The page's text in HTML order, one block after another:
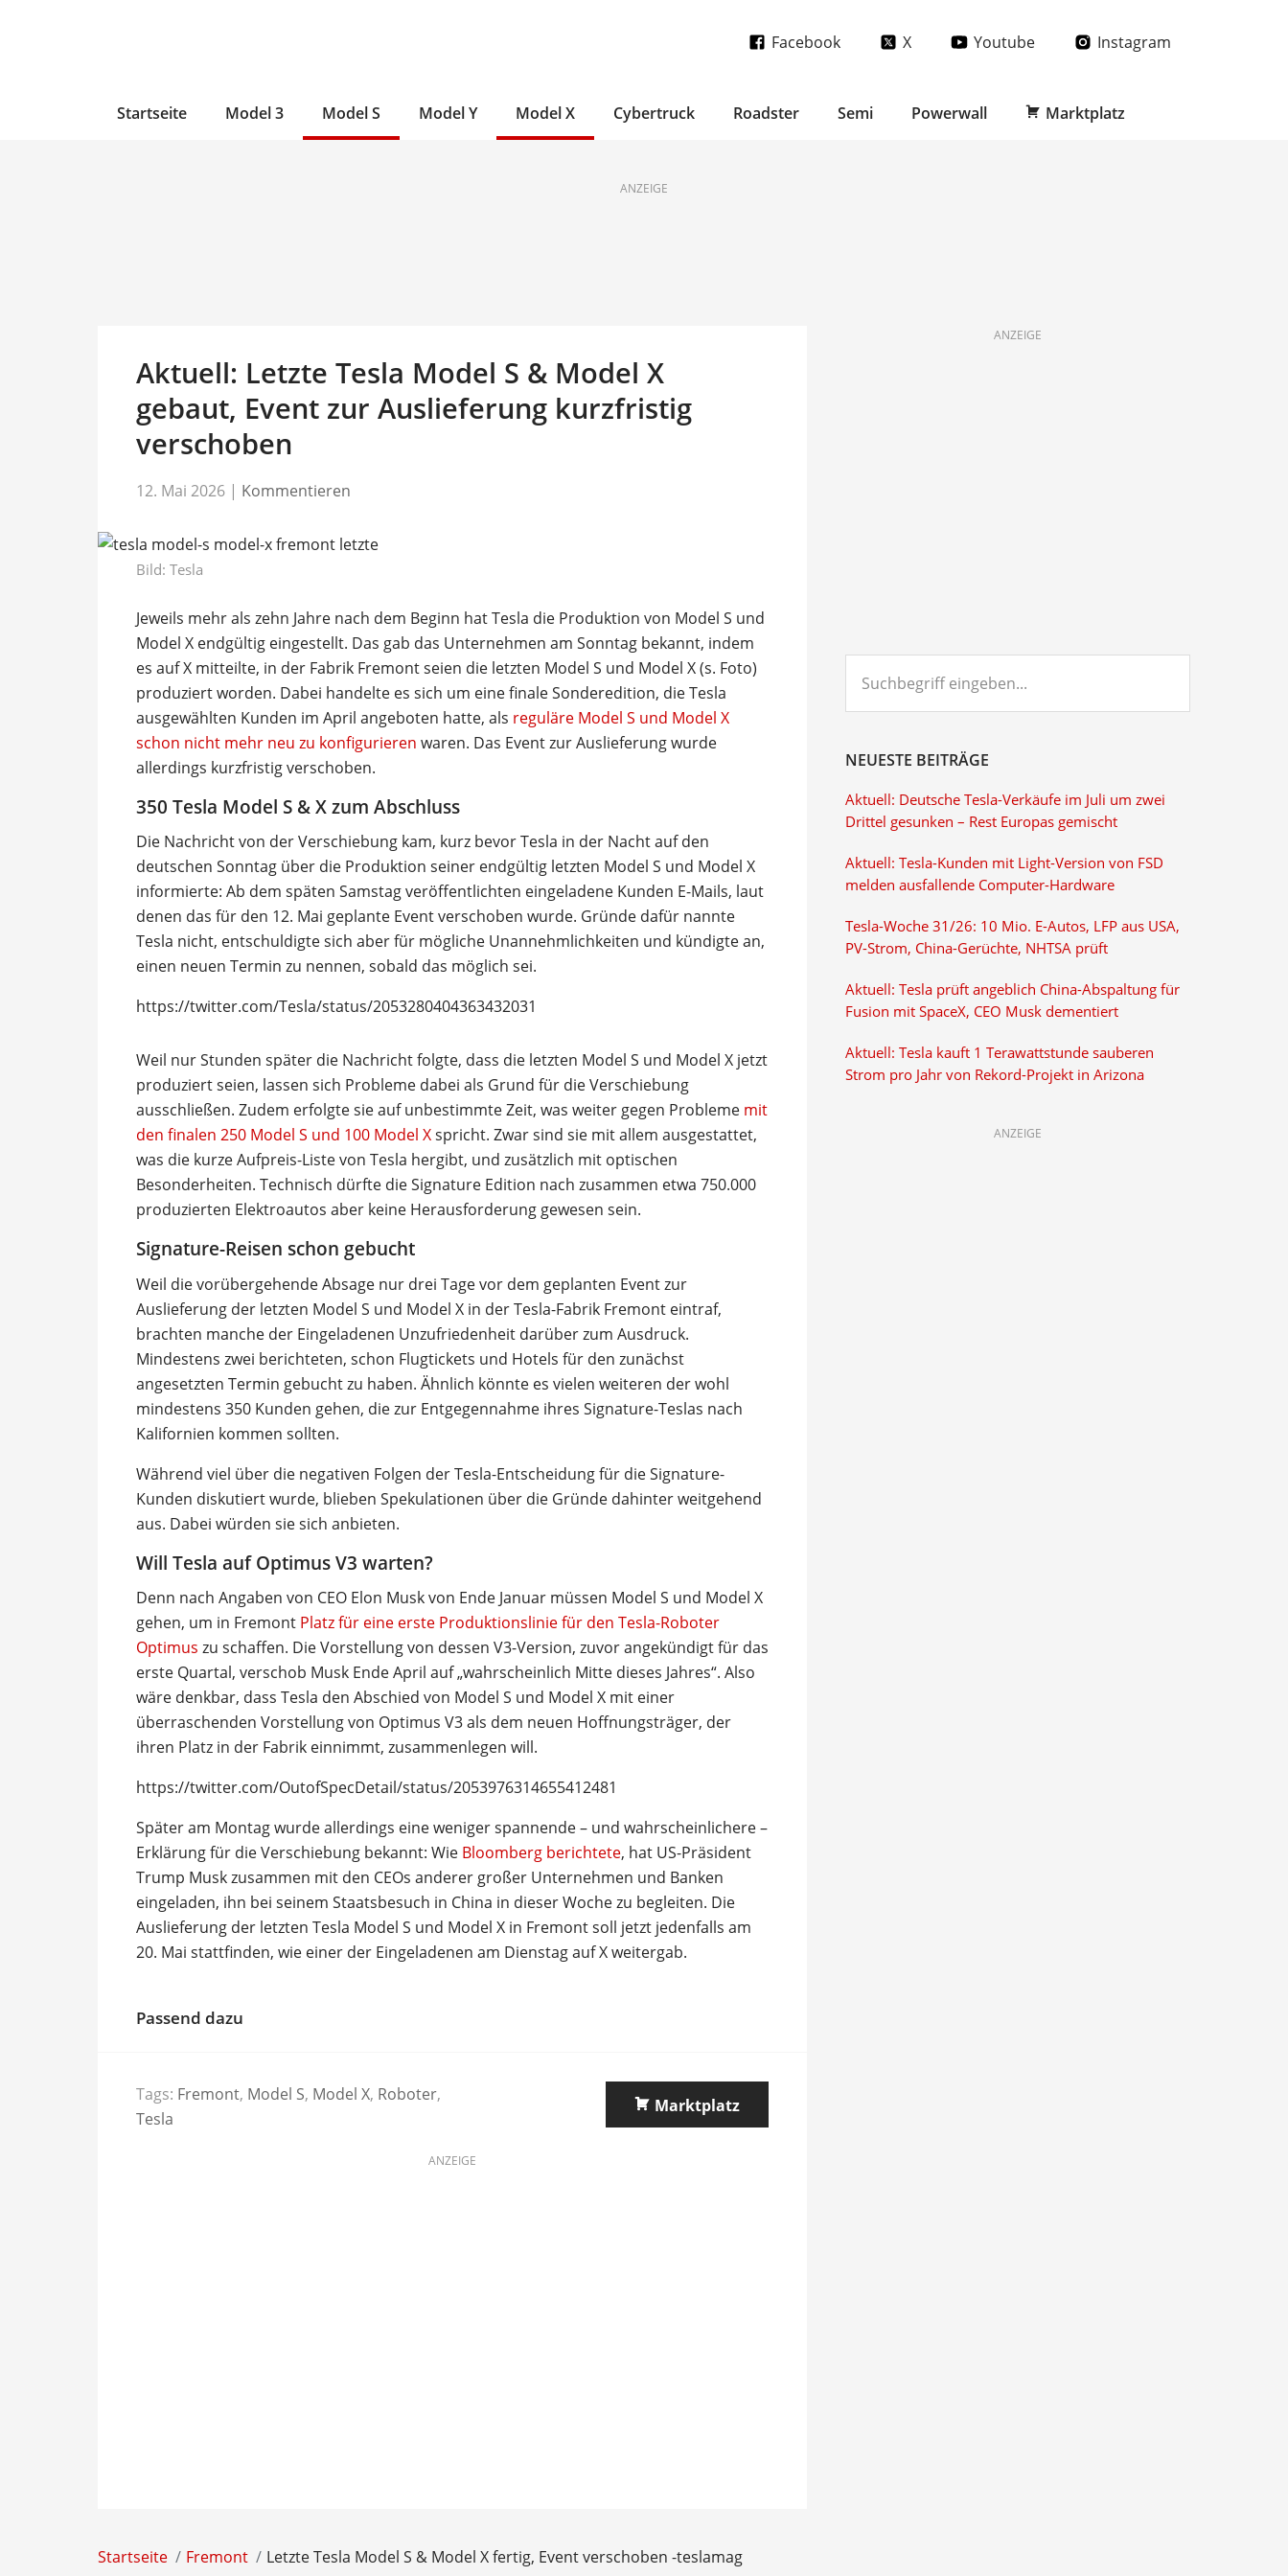
Facebook X Youtube Instagram
Startseite Model 3 Model S Model Y Model X Cybertruck Roadster Semi Powerwall Marktplatz
ANZEIGE
Aktuell: Letzte Tesla Model S & Model X
gebaut, Event zur Auslieferung kurzfristig
verschoben
12. Mai 2026 | Kommentieren
Bild: Tesla
Jeweils mehr als zehn Jahre nach dem Beginn hat Tesla die Produktion von Model S und
Model X endgültig eingestellt. Das gab das Unternehmen am Sonntag bekannt, indem
es auf X mitteilte, in der Fabrik Fremont seien die letzten Model S und Model X (s. Foto)
produziert worden. Dabei handelte es sich um eine finale Sonderedition, die Tesla
ausgewählten Kunden im April angeboten hatte, als reguläre Model S und Model X
schon nicht mehr neu zu konfigurieren waren. Das Event zur Auslieferung wurde
allerdings kurzfristig verschoben.
350 Tesla Model S & X zum Abschluss
Die Nachricht von der Verschiebung kam, kurz bevor Tesla in der Nacht auf den
deutschen Sonntag über die Produktion seiner endgültig letzten Model S und Model X
informierte: Ab dem späten Samstag veröffentlichten eingeladene Kunden E-Mails, laut
denen das für den 12. Mai geplante Event verschoben wurde. Gründe dafür nannte
Tesla nicht, entschuldigte sich aber für mögliche Unannehmlichkeiten und kündigte an,
einen neuen Termin zu nennen, sobald das möglich sei.
https://twitter.com/Tesla/status/2053280404363432031
Weil nur Stunden später die Nachricht folgte, dass die letzten Model S und Model X jetzt
produziert seien, lassen sich Probleme dabei als Grund für die Verschiebung
ausschließen. Zudem erfolgte sie auf unbestimmte Zeit, was weiter gegen Probleme mit
den finalen 250 Model S und 100 Model Xspricht. Zwar sind sie mit allem ausgestattet,
was die kurze Aufpreis-Liste von Tesla hergibt, und zusätzlich mit optischen
Besonderheiten. Technisch dürfte die Signature Edition nach zusammen etwa 750.000
produzierten Elektroautos aber keine Herausforderung gewesen sein.
Signature-Reisen schon gebucht
Weil die vorübergehende Absage nur drei Tage vor dem geplanten Event zur
Auslieferung der letzten Model S und Model X in der Tesla-Fabrik Fremont eintraf,
brachten manche der Eingeladenen Unzufriedenheit darüber zum Ausdruck.
Mindestens zwei berichteten, schon Flugtickets und Hotels für den zunächst
angesetzten Termin gebucht zu haben. Ähnlich könnte es vielen weiteren der wohl
mindestens 350 Kunden gehen, die zur Entgegennahme ihres Signature-Teslas nach
Kalifornien kommen sollten.
Während viel über die negativen Folgen der Tesla-Entscheidung für die Signature-
Kunden diskutiert wurde, blieben Spekulationen über die Gründe dahinter weitgehend
aus. Dabei würden sie sich anbieten.
Will Tesla auf Optimus V3 warten?
Denn nach Angaben von CEO Elon Musk von Ende Januar müssen Model S und Model X
gehen, um in Fremont Platz für eine erste Produktionslinie für den Tesla-Roboter
Optimus zu schaffen. Die Vorstellung von dessen V3-Version, zuvor angekündigt für das
erste Quartal, verschob Musk Ende April auf „wahrscheinlich Mitte dieses Jahres“. Also
wäre denkbar, dass Tesla den Abschied von Model S und Model X mit einer
überraschenden Vorstellung von Optimus V3 als dem neuen Hoffnungsträger, der
ihren Platz in der Fabrik einnimmt, zusammenlegen will.
https://twitter.com/OutofSpecDetail/status/2053976314655412481
Später am Montag wurde allerdings eine weniger spannende – und wahrscheinlichere –
Erklärung für die Verschiebung bekannt: Wie Bloomberg berichtete, hat US-Präsident
Trump Musk zusammen mit den CEOs anderer großer Unternehmen und Banken
eingeladen, ihn bei seinem Staatsbesuch in China in dieser Woche zu begleiten. Die
Auslieferung der letzten Tesla Model S und Model X in Fremont soll jetzt jedenfalls am
20. Mai stattfinden, wie einer der Eingeladenen am Dienstag auf X weitergab.
Passend dazu
Tags: Fremont, Model S, Model X, Roboter,
Tesla
Marktplatz
ANZEIGE
ANZEIGE
eingeben...
NEUESTE BEITRÄGE
Aktuell: Deutsche Tesla-Verkäufe im Juli um zwei
Drittel gesunken – Rest Europas gemischt
Aktuell: Tesla-Kunden mit Light-Version von FSD
melden ausfallende Computer-Hardware
Tesla-Woche 31/26: 10 Mio. E-Autos, LFP aus USA,
PV-Strom, China-Gerüchte, NHTSA prüft
Aktuell: Tesla prüft angeblich China-Abspaltung für
Fusion mit SpaceX, CEO Musk dementiert
Aktuell: Tesla kauft 1 Terawattstunde sauberen
Strom pro Jahr von Rekord-Projekt in Arizona
ANZEIGE
Startseite Fremont Letzte Tesla Model S & Model X fertig, Event verschoben -teslamag